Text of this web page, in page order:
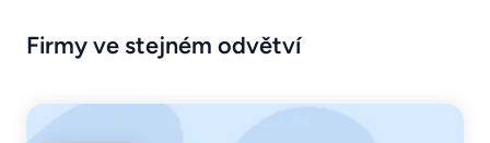
Firmy ve stejném odvětví